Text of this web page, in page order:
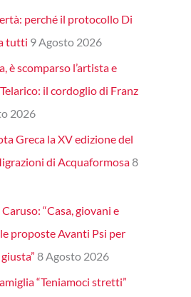
perché il protocollo Di
tutti 9 Agosto 2026
è scomparso l’artista e
il cordoglio di Franz
2026
Greca la XV edizione del
di Acquaformosa8
“Casa, giovani e
proposte Avanti Psi per
8 Agosto 2026
“Teniamoci stretti”